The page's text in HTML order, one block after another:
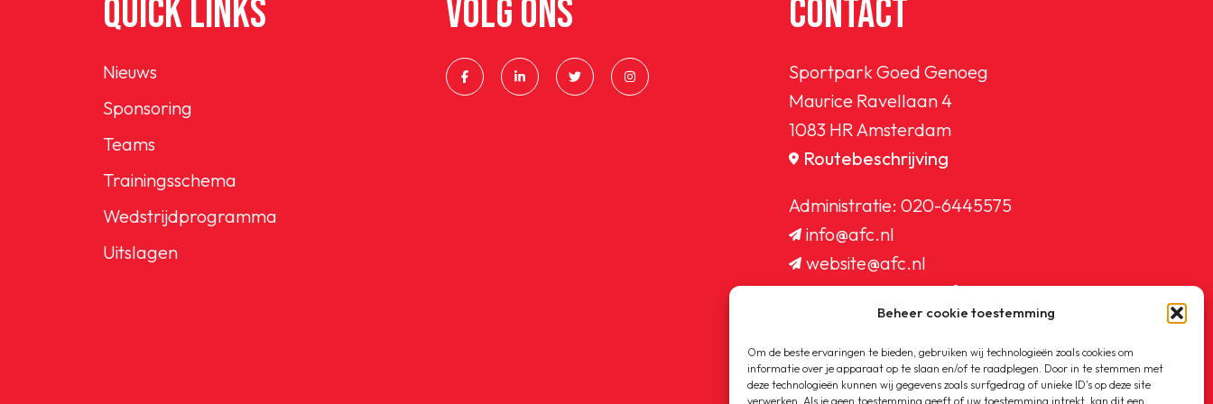
Beheer cookie toestemming
Om de beste ervaringen te bieden, gebruiken wij technologieën zoals cookies om
informatie over je apparaat op te slaan en/of te raadplegen. Door in te stemmen met
deze technologieën kunnen wij gegevens zoals surfgedrag of unieke ID's op deze site
verwerken. Als je geen toestemming geeft of uw toestemming intrekt, kan dit een
QUICK LINKS
Nieuws
Sponsoring
Teams
Trainingsschema
Wedstrijdprogramma
Uitslagen
VOLG ONS CONTACT
Sportpark Goed Genoeg
Maurice Ravellaan 4
1083 HR Amsterdam
Routebeschrijving
Administratie: 020-6445575
info@afc.nl
website@afc.nl
wedstrijdzaken@afc.nl
ledenadministratie@afc.nl